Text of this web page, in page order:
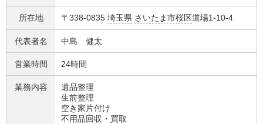
所在地 〒338-0835 埼玉県 さいたま市桜区道場1-10-4
代表者名 中島 健太
営業時間 24時間
業務内容
遺品整理
生前整理
空き家片付け
不用品回収・買取